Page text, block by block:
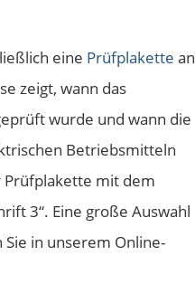
eine Prüfplakette an
zeigt, wann das
wurde und wann die
Betriebsmitteln
Prüfplakette mit dem
3“. Eine große Auswahl
in unserem Online-